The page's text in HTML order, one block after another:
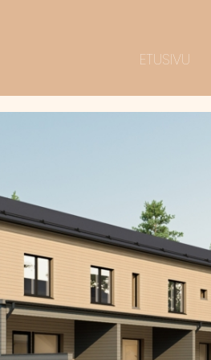
ETUSIVU